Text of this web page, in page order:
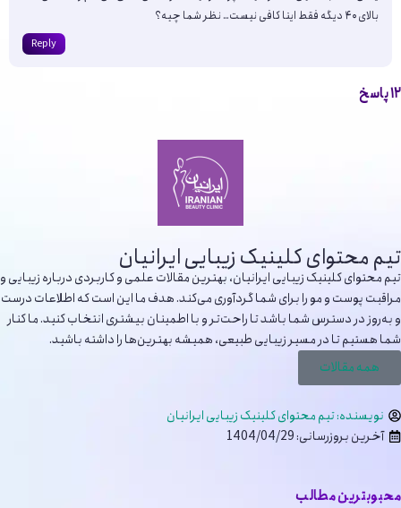
۱۲ پاسخ
بالای ۴۰ دیگه فقط اینا کافی نیست… نظر شما چیه؟
Reply
تیم محتوای کلینیک زیبایی ایرانیان
تیم محتوای کلینیک زیبایی ایرانیان، بهترین مقالات علمی و کاربردی درباره زیبایی و
مراقبت پوست و مو را برای شما گردآوری می‌کند. هدف ما این است که اطلاعات درست
و به‌روز در دسترس شما باشد تا راحت‌تر و با اطمینان بیشتری انتخاب کنید. ما کنار
شما هستیم تا در مسیر زیبایی طبیعی، همیشه بهترین‌ها را داشته باشید.
همه مقالات
نویسنده:تیم محتوای کلینیک زیبایی ایرانیان
آخرین بروزرسانی: 1404/04/29
محبوبترین مطالب